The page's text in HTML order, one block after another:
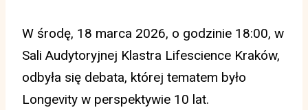
W środę, 18 marca 2026, o godzinie 18:00, w
Sali Audytoryjnej Klastra Lifescience Kraków,
odbyła się debata, której tematem było
Longevity w perspektywie 10 lat.